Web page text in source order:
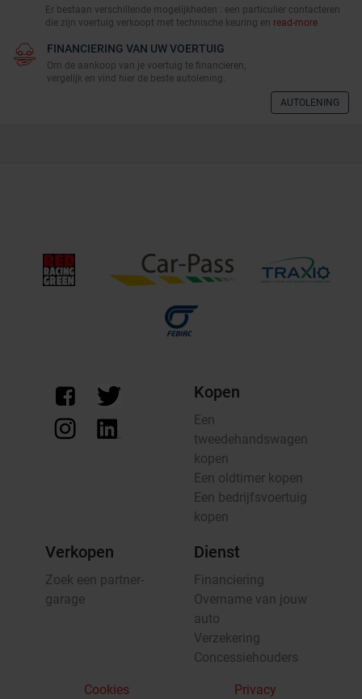
Er bestaan verschillende mogelijkheden : een particulier contacteren
die zijn voertuig verkoopt met technische keuring en read-more
FINANCIERING VAN UW VOERTUIG
Om de aankoop van je voertuig te financieren,
vergelijk en vind hier de beste autolening.
AUTOLENING
Kopen
Een
tweedehandswagen
kopen
Een oldtimer kopen
Een bedrijfsvoertuig
kopen
Verkopen
Zoek een partner-
garage
Dienst
Financiering
Overname van jouw
auto
Verzekering
Concessiehouders
Cookies Privacy